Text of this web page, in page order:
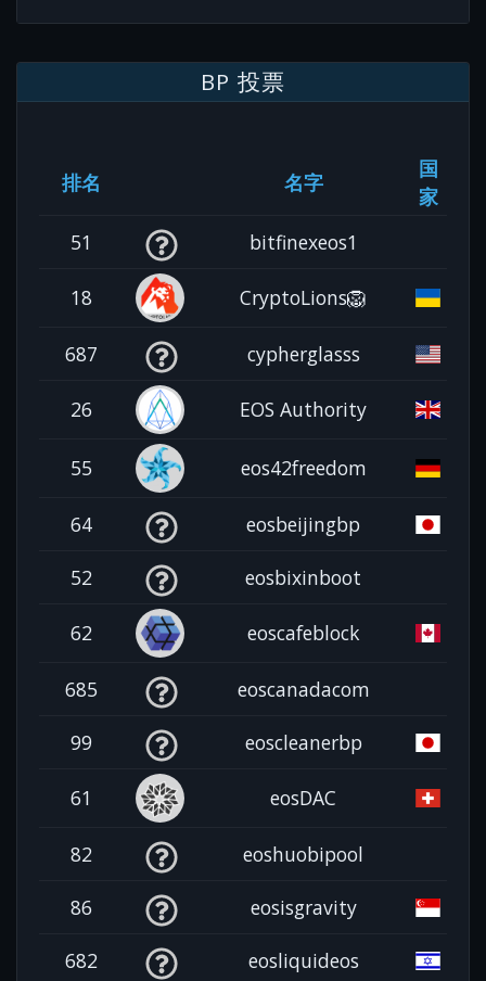
BP 投票
排名 名字
国
家
51
bitfinexeos1
18 CryptoLions🦁
687 cypherglasss
26 EOS Authority
55 eos42freedom
64 eosbeijingbp
52 eosbixinboot
62 eoscafeblock
685 eoscanadacom
99 eoscleanerbp
61 eosDAC
82 eoshuobipool
86 eosisgravity
682 eosliquideos